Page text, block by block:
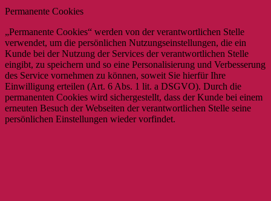
Permanente Cookies
„Permanente Cookies“ werden von der verantwortlichen Stelle
verwendet, um die persönlichen Nutzungseinstellungen, die ein
Kunde bei der Nutzung der Services der verantwortlichen Stelle
eingibt, zu speichern und so eine Personalisierung und Verbesserung
des Service vornehmen zu können, soweit Sie hierfür Ihre
Einwilligung erteilen (Art. 6 Abs. 1 lit. a DSGVO). Durch die
permanenten Cookies wird sichergestellt, dass der Kunde bei einem
erneuten Besuch der Webseiten der verantwortlichen Stelle seine
persönlichen Einstellungen wieder vorfindet.